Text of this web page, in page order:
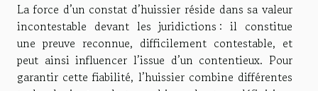
La force d’un constat d’huissier réside dans sa valeur
incontestable devant les juridictions : il constitue
une preuve reconnue, difficilement contestable, et
peut ainsi influencer l’issue d’un contentieux. Pour
garantir cette fiabilité, l’huissier combine différentes